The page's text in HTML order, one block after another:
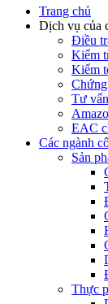
Trang chủ
Dịch vụ của
Điều
Kiểm
Kiểm
Tư vấn
EAC
Các ngành
Sản
Thực